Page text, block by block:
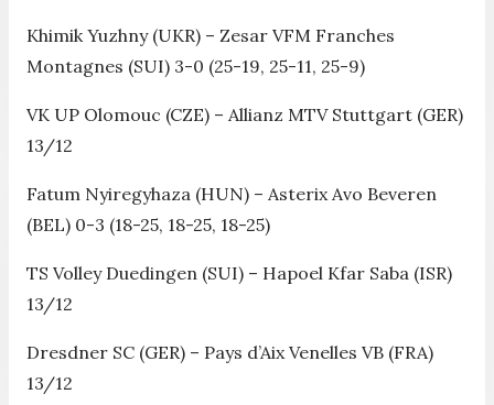
Khimik Yuzhny (UKR) – Zesar VFM Franches
Montagnes (SUI) 3-0 (25-19, 25-11, 25-9)
VK UP Olomouc (CZE) – Allianz MTV Stuttgart (GER)
13/12
Fatum Nyiregyhaza (HUN) – Asterix Avo Beveren
(BEL) 0-3 (18-25, 18-25, 18-25)
TS Volley Duedingen (SUI) – Hapoel Kfar Saba (ISR)
13/12
Dresdner SC (GER) – Pays d’Aix Venelles VB (FRA)
13/12